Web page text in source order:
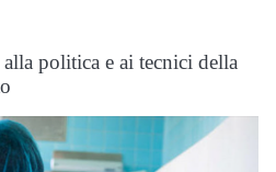
politica e ai tecnici della